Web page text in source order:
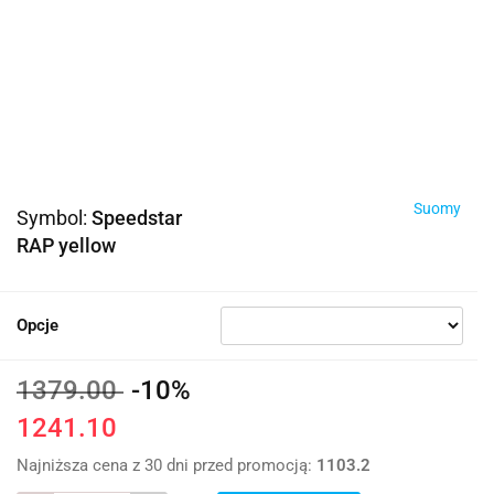
Symbol: Speedstar
RAP yellow
Suomy
Opcje
1379.00 -10%
1241.10
Najniższa cena z 30 dni przed promocją: 1103.2